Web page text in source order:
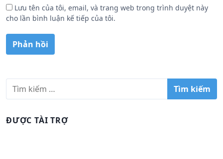
Lưu tên của tôi, email, và trang web trong trình duyệt này
cho lần bình luận kế tiếp của tôi.
iĐƯỢC TÀI TRỢ